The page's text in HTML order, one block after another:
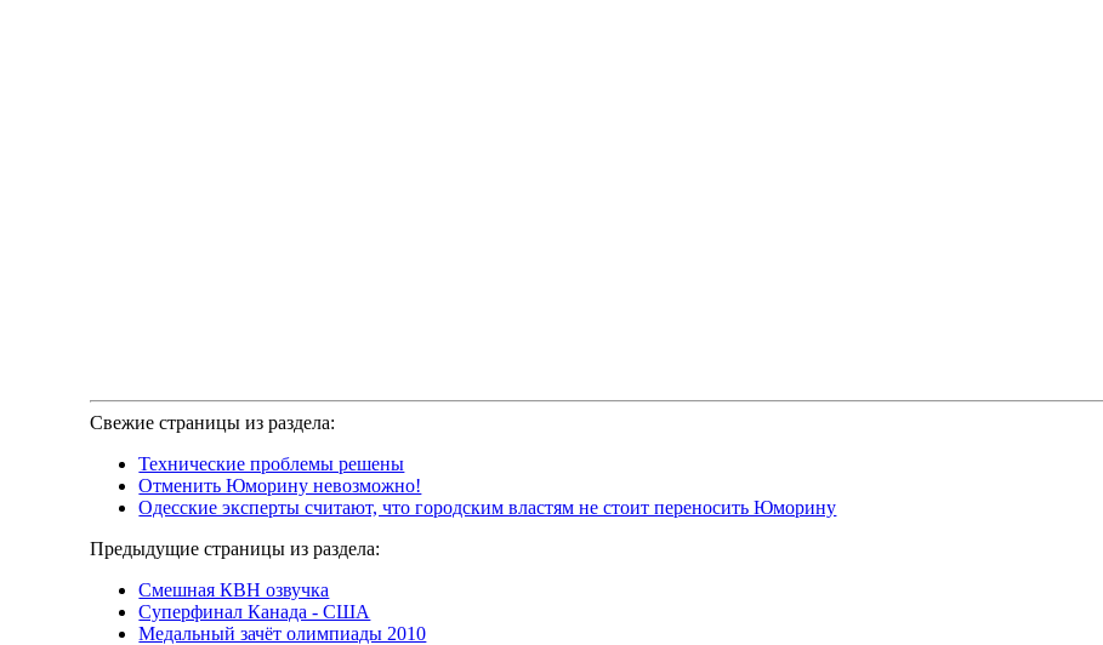
Свежие страницы из раздела:
Технические проблемы решены
Отменить Юморину невозможно!
Одесские эксперты считают, что городским властям не стоит переносить Юморину
Предыдущие страницы из раздела:
Смешная КВН озвучка
Суперфинал Канада - США
Медальный зачёт олимпиады 2010